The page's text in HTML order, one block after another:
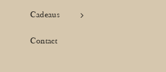
Cadeaus
Contact